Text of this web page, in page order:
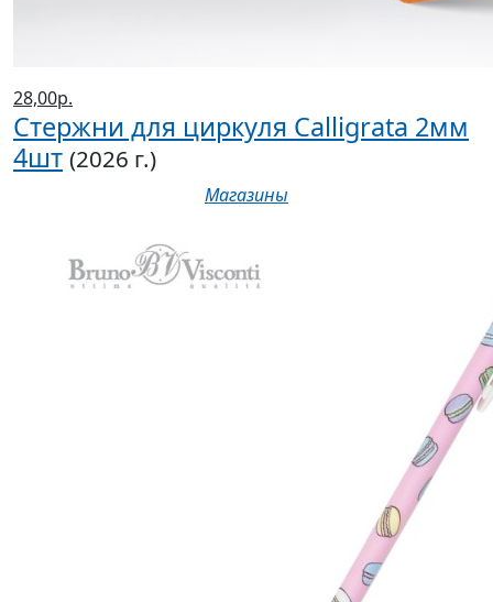
28,00р.
Стержни для циркуля Calligrata 2мм
4шт (2026 г.)
Магазины